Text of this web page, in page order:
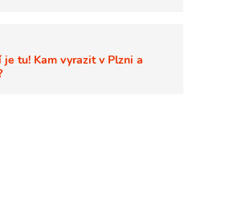
tu! Kam vyrazit v Plzni a